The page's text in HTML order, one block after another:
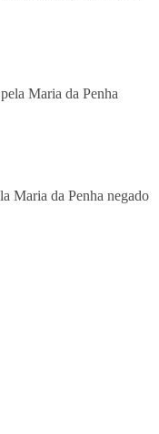
Maria da Penha negado